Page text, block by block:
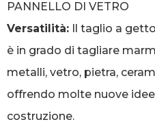
Versatilità: Il taglio a
è in grado di tagliare
metalli, vetro, pietra,
offrendo molte nuove
costruzione.